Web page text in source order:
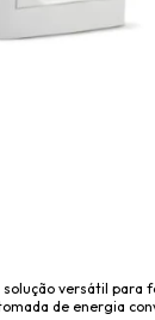
solução versátil
de energia